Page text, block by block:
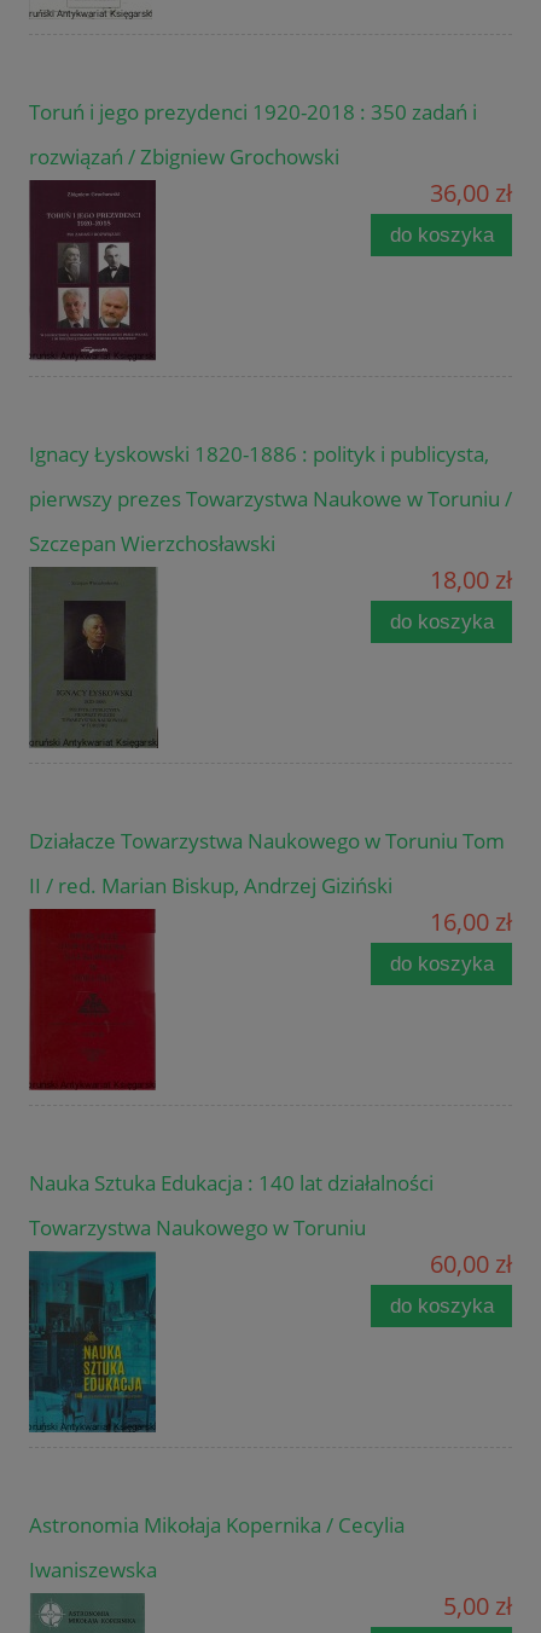
Toruń i jego prezydenci 1920-2018 : 350 zadań i
rozwiązań / Zbigniew Grochowski
36,00 zł
do koszyka
Ignacy Łyskowski 1820-1886 : polityk i publicysta,
pierwszy prezes Towarzystwa Naukowe w Toruniu /
Szczepan Wierzchosławski
18,00 zł
do koszyka
Działacze Towarzystwa Naukowego w Toruniu Tom
II / red. Marian Biskup, Andrzej Giziński
16,00 zł
do koszyka
Nauka Sztuka Edukacja : 140 lat działalności
Towarzystwa Naukowego w Toruniu
60,00 zł
do koszyka
Astronomia Mikołaja Kopernika / Cecylia
Iwaniszewska
5,00 zł